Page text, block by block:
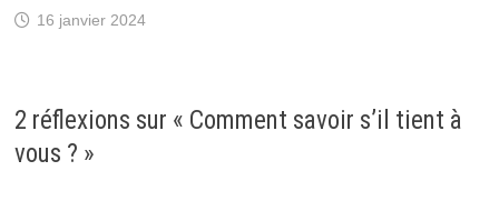
16 janvier 2024
2 réflexions sur « Comment savoir s’il tient à
vous ? »